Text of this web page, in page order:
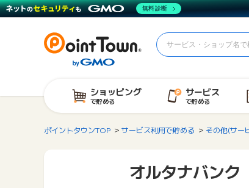
ショッピング
で貯める
サービス
で貯める
ポイントタウンTOP サービス利用で貯める その他(サー
オルタナバンク
無料診断